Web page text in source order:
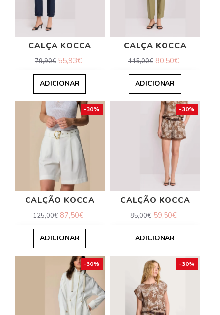
CALÇA KOCCA
79,90€ 55,93€
ADICIONAR
CALÇA KOCCA
115,00€ 80,50€
ADICIONAR
-30%
CALÇÃO KOCCA
125,00€ 87,50€
ADICIONAR
-30%
CALÇÃO KOCCA
85,00€ 59,50€
ADICIONAR
-30% -30%